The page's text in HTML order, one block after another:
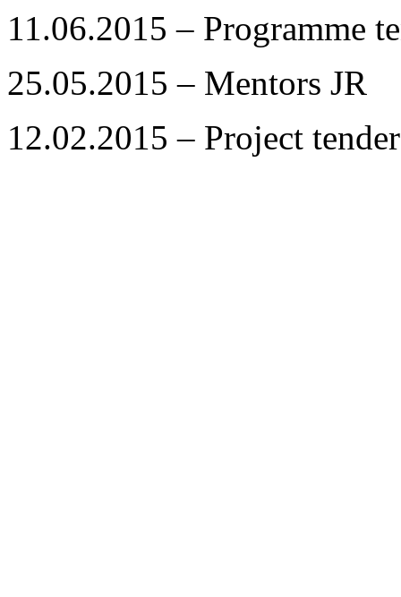
11.06.2015 – Programme
25.05.2015 – Mentors JR
12.02.2015 – Project tender